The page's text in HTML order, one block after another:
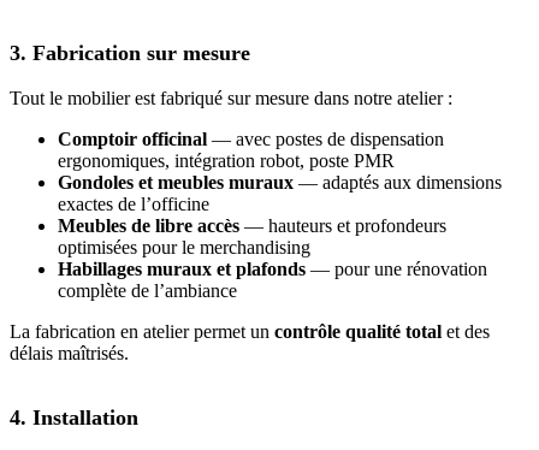
3. Fabrication sur mesure
Tout le mobilier est fabriqué sur mesure dans notre atelier :
Comptoir officinal — avec postes de dispensation
ergonomiques, intégration robot, poste PMR
Gondoles et meubles muraux — adaptés aux dimensions
exactes de l’officine
Meubles de libre accès — hauteurs et profondeurs
optimisées pour le merchandising
Habillages muraux et plafonds — pour une rénovation
complète de l’ambiance
La fabrication en atelier permet un contrôle qualité total et des
délais maîtrisés.
4. Installation